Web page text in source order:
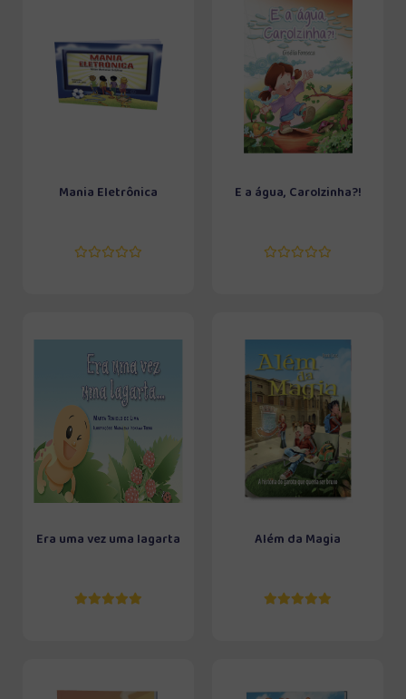
Mania Eletrônica E a água, Carolzinha?!
Era uma vez uma lagarta Além da Magia